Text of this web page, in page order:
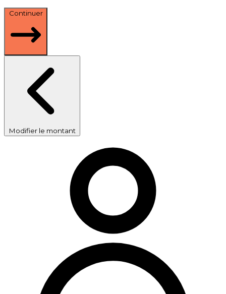
Continuer
Modifier le montant